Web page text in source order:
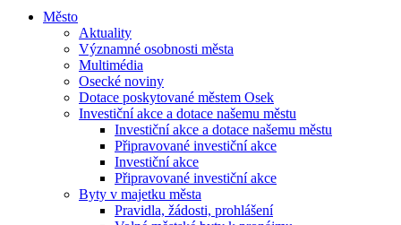
Město
Aktuality
Významné osobnosti města
Multimédia
Osecké noviny
Dotace poskytované městem Osek
Investiční akce a dotace našemu městu
Investiční akce a dotace našemu městu
Připravované investiční akce
Investiční akce
Připravované investiční akce
Byty v majetku města
Pravidla, žádosti, prohlášení